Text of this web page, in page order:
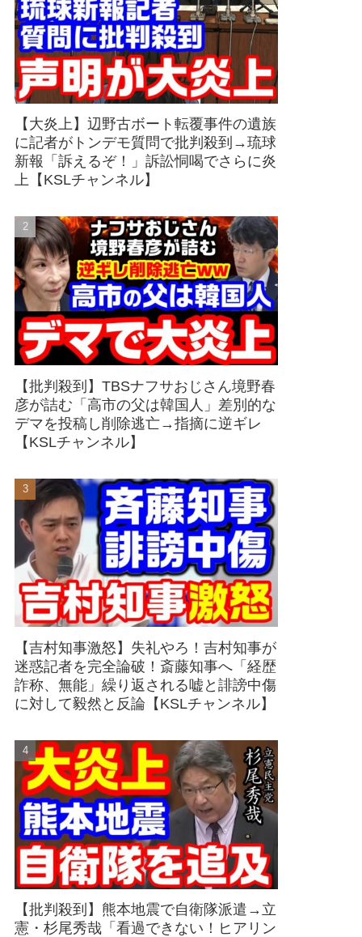
【大炎上】辺野古ボート転覆事件の遺族
に記者がトンデモ質問で批判殺到→琉球
新報「訴えるぞ！」訴訟恫喝でさらに炎
上【KSLチャンネル】
【批判殺到】TBSナフサおじさん境野春
彦が詰む「高市の父は韓国人」差別的な
デマを投稿し削除逃亡→指摘に逆ギレ
【KSLチャンネル】
【吉村知事激怒】失礼やろ！吉村知事が
迷惑記者を完全論破！斎藤知事へ「経歴
詐称、無能」繰り返される嘘と誹謗中傷
に対して毅然と反論【KSLチャンネル】
【批判殺到】熊本地震で自衛隊派遣→立
憲・杉尾秀哉「看過できない！ヒアリン